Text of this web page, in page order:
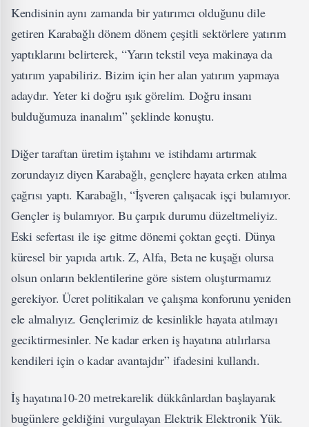
Kendisinin aynı zamanda bir yatırımcı olduğunu dile
getiren Karabağlı dönem dönem çeşitli sektörlere yatırım
yaptıklarını belirterek, “Yarın tekstil veya makinaya da
yatırım yapabiliriz. Bizim için her alan yatırım yapmaya
adaydır. Yeter ki doğru ışık görelim. Doğru insanı
bulduğumuza inanalım” şeklinde konuştu.
Diğer taraftan üretim iştahını ve istihdamı artırmak
zorundayız diyen Karabağlı, gençlere hayata erken atılma
çağrısı yaptı. Karabağlı, “İşveren çalışacak işçi bulamıyor.
Gençler iş bulamıyor. Bu çarpık durumu düzeltmeliyiz.
Eski sefertası ile işe gitme dönemi çoktan geçti. Dünya
küresel bir yapıda artık. Z, Alfa, Beta ne kuşağı olursa
olsun onların beklentilerine göre sistem oluşturmamız
gerekiyor. Ücret politikaları ve çalışma konforunu yeniden
ele almalıyız. Gençlerimiz de kesinlikle hayata atılmayı
geciktirmesinler. Ne kadar erken iş hayatına atılırlarsa
kendileri için o kadar avantajdır” ifadesini kullandı.
İş hayatına10-20 metrekarelik dükkânlardan başlayarak
bugünlere geldiğini vurgulayan Elektrik Elektronik Yük.